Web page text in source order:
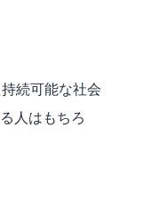
続可能な社会
人はもちろ